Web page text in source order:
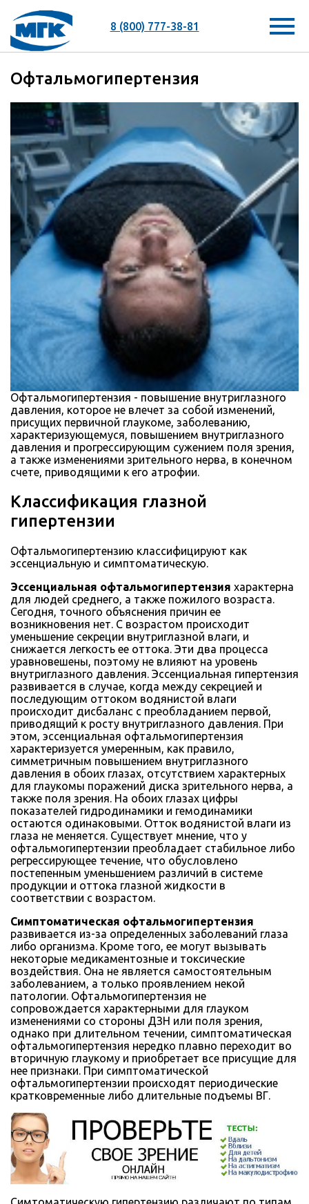
8 (800) 777-38-81
Офтальмогипертензия
Офтальмогипертензия - повышение внутриглазного
давления, которое не влечет за собой изменений,
присущих первичной глаукоме, заболеванию,
характеризующемуся, повышением внутриглазного
давления и прогрессирующим сужением поля зрения,
а также изменениями зрительного нерва, в конечном
счете, приводящими к его атрофии.
Классификация глазной
гипертензии
Офтальмогипертензию классифицируют как
эссенциальную и симптоматическую.
Эссенциальная офтальмогипертензия характерна
для людей среднего, а также пожилого возраста.
Сегодня, точного объяснения причин ее
возникновения нет. С возрастом происходит
уменьшение секреции внутриглазной влаги, и
снижается легкость ее оттока. Эти два процесса
уравновешены, поэтому не влияют на уровень
внутриглазного давления. Эссенциальная гипертензия
развивается в случае, когда между секрецией и
последующим оттоком водянистой влаги
происходит дисбаланс с преобладанием первой,
приводящий к росту внутриглазного давления. При
этом, эссенциальная офтальмогипертензия
характеризуется умеренным, как правило,
симметричным повышением внутриглазного
давления в обоих глазах, отсутствием характерных
для глаукомы поражений диска зрительного нерва, а
также поля зрения. На обоих глазах цифры
показателей гидродинамики и гемодинамики
остаются одинаковыми. Отток водянистой влаги из
глаза не меняется. Существует мнение, что у
офтальмогипертензии преобладает стабильное либо
регрессирующее течение, что обусловлено
постепенным уменьшением различий в системе
продукции и оттока глазной жидкости в
соответствии с возрастом.
Симптоматическая офтальмогипертензия
развивается из-за определенных заболеваний глаза
либо организма. Кроме того, ее могут вызывать
некоторые медикаментозные и токсические
воздействия. Она не является самостоятельным
заболеванием, а только проявлением некой
патологии. Офтальмогипертензия не
сопровождается характерными для глауком
изменениями со стороны ДЗН или поля зрения,
однако при длительном течении, симптоматическая
офтальмогипертензия нередко плавно переходит во
вторичную глаукому и приобретает все присущие для
нее признаки. При симптоматической
офтальмогипертензии происходят периодические
кратковременные либо длительные подъемы ВГ.